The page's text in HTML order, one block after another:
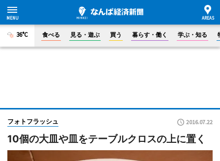
36°C 食べる 見る・遊ぶ 買う 暮らす・働く 学ぶ・知る
フォトフラッシュ 2016.07.22
10個の大皿や皿をテーブルクロスの上に置く